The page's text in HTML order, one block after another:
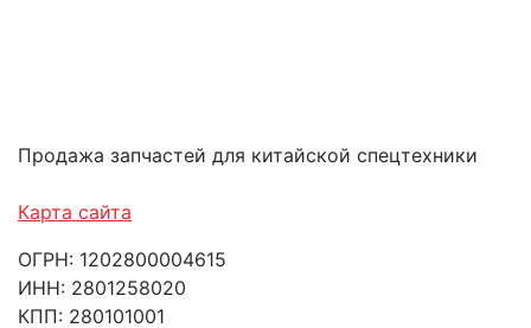
Продажа запчастей для китайской спецтехники
Карта сайта
ОГРН: 1202800004615
ИНН: 2801258020
КПП: 280101001